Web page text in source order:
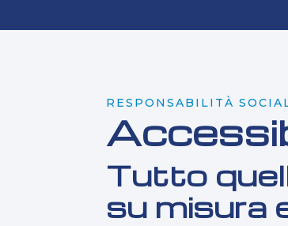
RESPONSABILITÀ
Tutto
su misura